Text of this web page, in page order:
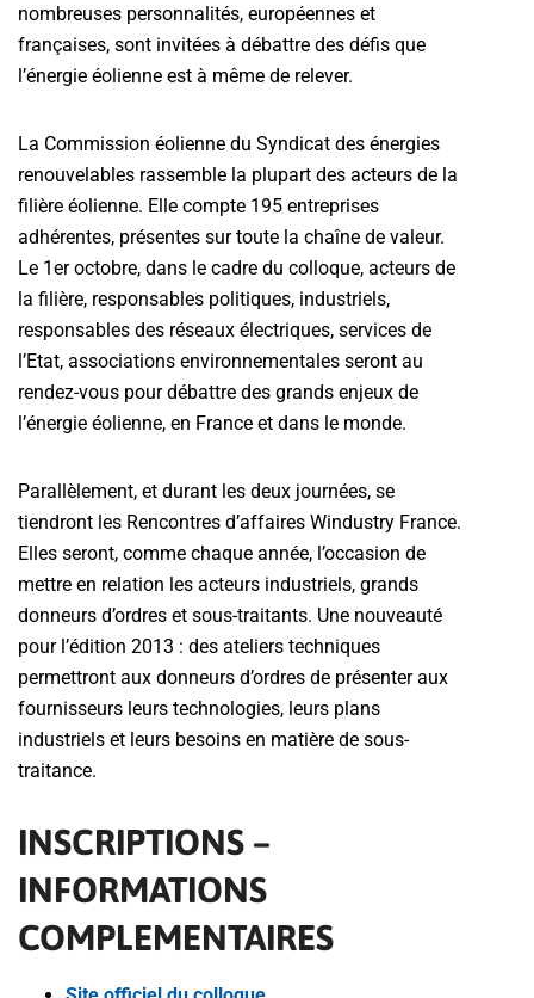
nombreuses personnalités, européennes et
françaises, sont invitées à débattre des défis que
l’énergie éolienne est à même de relever.
La Commission éolienne du Syndicat des énergies
renouvelables rassemble la plupart des acteurs de la
filière éolienne. Elle compte 195 entreprises
adhérentes, présentes sur toute la chaîne de valeur.
Le 1er octobre, dans le cadre du colloque, acteurs de
la filière, responsables politiques, industriels,
responsables des réseaux électriques, services de
l’Etat, associations environnementales seront au
rendez-vous pour débattre des grands enjeux de
l’énergie éolienne, en France et dans le monde.
Parallèlement, et durant les deux journées, se
tiendront les Rencontres d’affaires Windustry France.
Elles seront, comme chaque année, l’occasion de
mettre en relation les acteurs industriels, grands
donneurs d’ordres et sous-traitants. Une nouveauté
pour l’édition 2013 : des ateliers techniques
permettront aux donneurs d’ordres de présenter aux
fournisseurs leurs technologies, leurs plans
industriels et leurs besoins en matière de sous-
traitance.
INSCRIPTIONS –
INFORMATIONS
COMPLEMENTAIRES